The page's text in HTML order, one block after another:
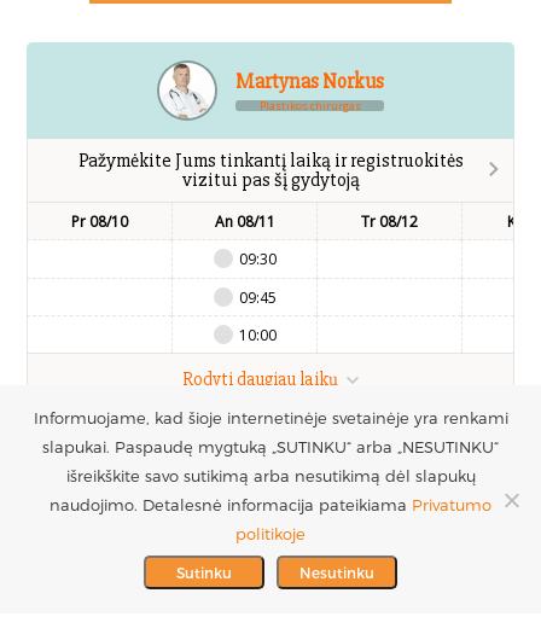
Martynas Norkus
Plastikos chirurgas
Pažymėkite Jums tinkantį laiką ir registruokitės
vizitui pas šį gydytoją
Pr 08/10
An 08/11
09:30
09:45
10:00
Tr 08/12 Kt
Rodyti daugiau laikų
Registruotis vizitui
PARTNERIAI >
MES REMIAME >
UAB Estetinės
chirurgijos centras
Į.k. 300016228
PVM mokėtojo kodas
LT100005717312
+370 686 33217
info@plastinechirurgija.lt
Informuojame, kad šioje internetinėje svetainėje yra renkami
slapukai. Paspaudę mygtuką „SUTINKU“ arba „NESUTINKU“
išreikškite savo sutikimą arba nesutikimą dėl slapukų
naudojimo. Detalesnė informacija pateikiama Privatumo
politikoje
Sutinku Nesutinku